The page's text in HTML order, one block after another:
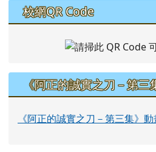
校網QR Code
《阿正的誠實之刀－第
《阿正的誠實之刀－第三集》